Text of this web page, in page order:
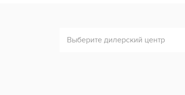
Выберите дилерский центр